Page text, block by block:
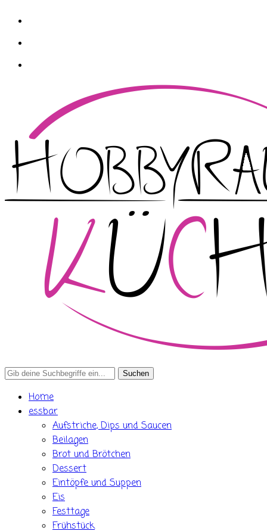
Search
Home
essbar
Aufstriche, Dips und Saucen
Beilagen
Brot und Brötchen
Dessert
Eintöpfe und Suppen
Eis
Festtage
Frühstück